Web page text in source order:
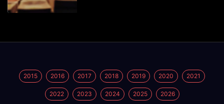
2015 2016 2017 2018 2019 2020 2021
2022 2023 2024 2025 2026